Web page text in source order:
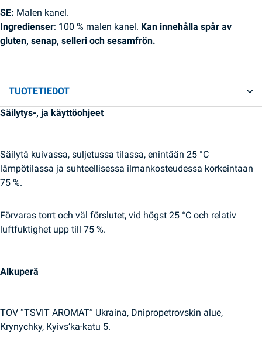
SE: Malen kanel.
Ingredienser: 100 % malen kanel. Kan innehålla spår av
gluten, senap, selleri och sesamfrön.
TUOTETIEDOT
Säilytys-, ja käyttöohjeet
Säilytä kuivassa, suljetussa tilassa, enintään 25 °C
lämpötilassa ja suhteellisessa ilmankosteudessa korkeintaan
75 %.
Förvaras torrt och väl förslutet, vid högst 25 °C och relativ
luftfuktighet upp till 75 %.
Alkuperä
TOV “TSVIT AROMAT” Ukraina, Dnipropetrovskin alue,
Krynychky, Kyivs’ka-katu 5.